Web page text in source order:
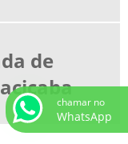
de
chamar no
WhatsApp